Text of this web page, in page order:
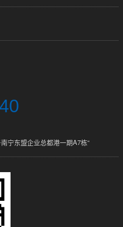
宁东盟企业总都港一期A7栋“